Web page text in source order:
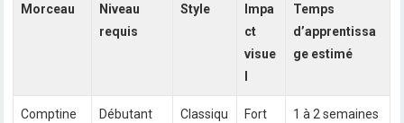
Morceau
Niveau
requis
Style
Impa
ct
visue
Temps
d’apprentissa
ge estimé
Comptine
Débutant
Classiqu
Fort 1 à 2 semaines